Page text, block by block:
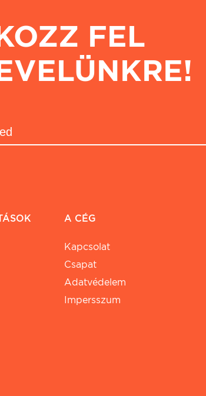
FEL
A CÉG
Kapcsolat
Csapat
Adatvédelem
Impersszum